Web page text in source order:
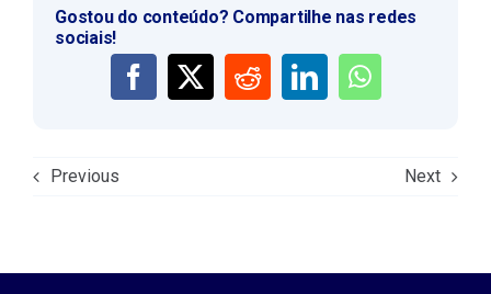
Gostou do conteúdo? Compartilhe nas redes
sociais!
Previous Next